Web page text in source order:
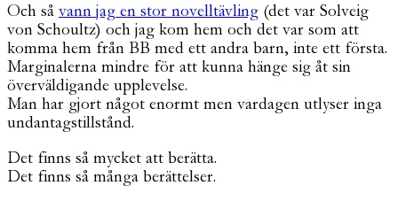
Och så vann jag en stor novelltävling (det var Solveig
von Schoultz) och jag kom hem och det var som att
komma hem från BB med ett andra barn, inte ett första.
Marginalerna mindre för att kunna hänge sig åt sin
överväldigande upplevelse.
Man har gjort något enormt men vardagen utlyser inga
undantagstillstånd.
Det finns så mycket att berätta.
Det finns så många berättelser.